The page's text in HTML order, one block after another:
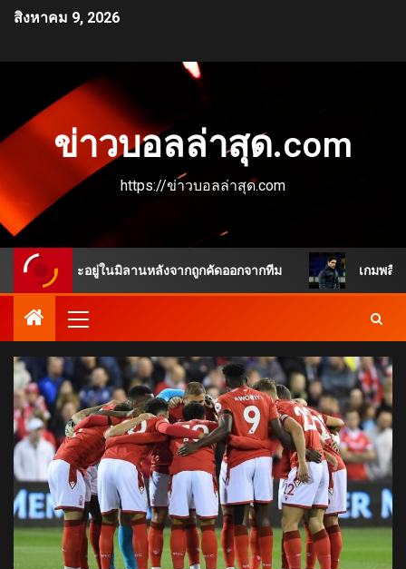
สิงหาคม 9, 2026
ข่าวบอลล่าสุด.com
https://ข่าวบอลล่าสุด.com
นจะอยู่ในมิลานหลังจากถูกคัดออกจากทีม เกมพลิกชัดเจน แ